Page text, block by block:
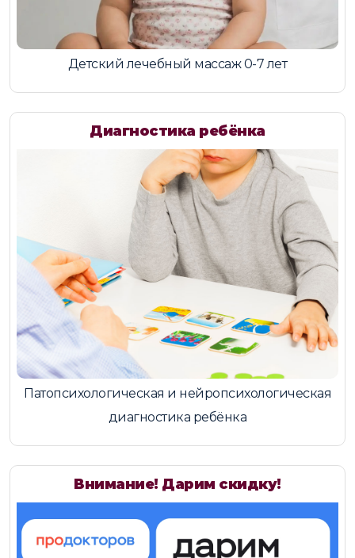
Детский лечебный массаж 0-7 лет
Диагностика ребёнка
Патопсихологическая и нейропсихологическая
диагностика ребёнка
Внимание! Дарим скидку!